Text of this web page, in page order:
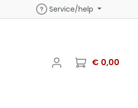
Service/help
€ 0,00